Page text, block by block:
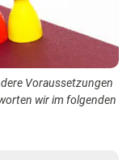
Voraussetzungen
wir im folgenden